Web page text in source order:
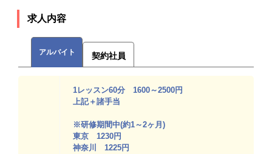
求人内容
アルバイト 契約社員
1レッスン60分 1600～2500円
上記＋諸手当
※研修期間中(約1～2ヶ月)
東京 1230円
神奈川 1225円